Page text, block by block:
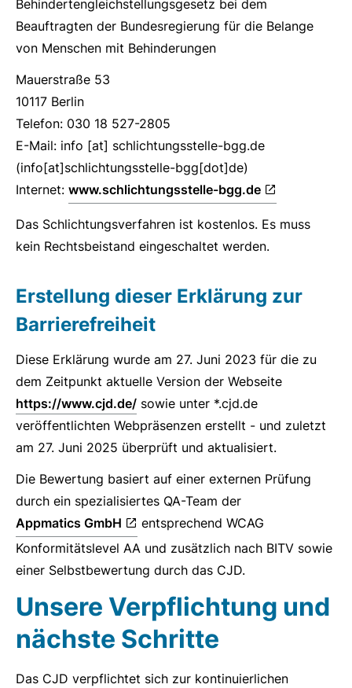
Behindertengleichstellungsgesetz bei dem
Beauftragten der Bundesregierung für die Belange
von Menschen mit Behinderungen
Mauerstraße 53
10117 Berlin
Telefon: 030 18 527-2805
E-Mail: info [at] schlichtungsstelle-bgg.de
(info[at]schlichtungsstelle-bgg[dot]de)
Internet: www.schlichtungsstelle-bgg.de
Das Schlichtungsverfahren ist kostenlos. Es muss
kein Rechtsbeistand eingeschaltet werden.
Erstellung dieser Erklärung zur
Barrierefreiheit
Diese Erklärung wurde am 27. Juni 2023 für die zu
dem Zeitpunkt aktuelle Version der Webseite
https://www.cjd.de/ sowie unter *.cjd.de
veröffentlichten Webpräsenzen erstellt - und zuletzt
am 27. Juni 2025 überprüft und aktualisiert.
Die Bewertung basiert auf einer externen Prüfung
durch ein spezialisiertes QA-Team der
Appmatics GmbH
entsprechend WCAG
Konformitätslevel AA und zusätzlich nach BITV sowie
einer Selbstbewertung durch das CJD.
Unsere Verpflichtung und
nächste Schritte
Das CJD verpflichtet sich zur kontinuierlichen